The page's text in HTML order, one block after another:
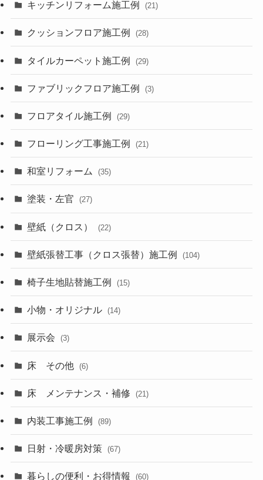
キッチンリフォーム施工例 (21)
クッションフロア施工例 (28)
タイルカーペット施工例 (29)
ファブリックフロア施工例 (3)
フロアタイル施工例 (29)
フローリング工事施工例 (21)
和室リフォーム (35)
塗装・左官 (27)
壁紙（クロス） (22)
壁紙張替工事（クロス張替）施工例 (104)
椅子生地貼替施工例 (15)
小物・オリジナル (14)
展示会 (3)
床 その他 (6)
床 メンテナンス・補修 (21)
内装工事施工例 (89)
日射・冷暖房対策 (67)
暮らしの便利・お得情報 (60)